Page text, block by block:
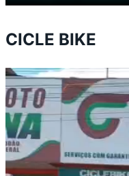
CICLE BIKE